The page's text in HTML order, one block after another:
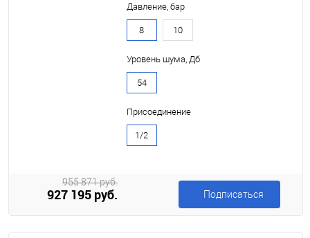
Давление, бар
8 10
Уровень шума, Дб
54
Присоединение
1/2
927 195 руб.
955 871 руб.
Подписаться